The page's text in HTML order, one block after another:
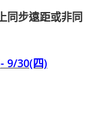
同步遠距或非同
9/30(四)